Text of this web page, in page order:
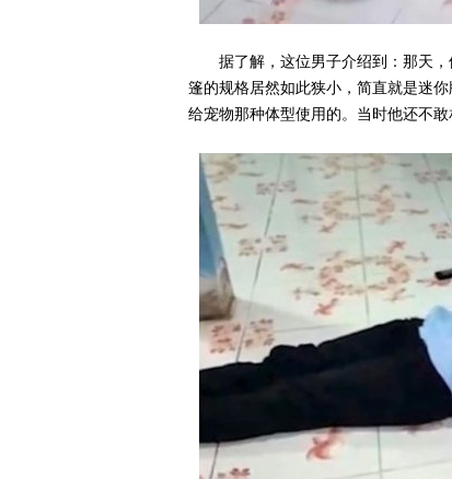
据了解，这位男子介绍到：那天
篷的规格居然如此狭小，简直就是迷
给宠物那种体型使用的。当时他还不